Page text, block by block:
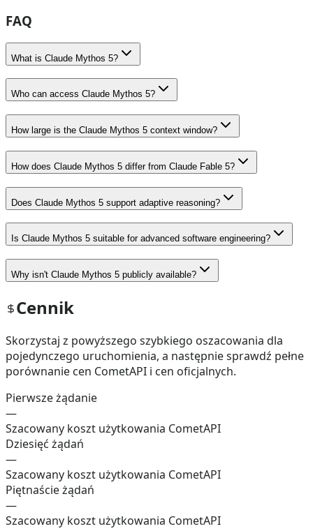
FAQ
What is Claude Mythos 5?
Who can access Claude Mythos 5?
How large is the Claude Mythos 5 context window?
How does Claude Mythos 5 differ from Claude Fable 5?
Does Claude Mythos 5 support adaptive reasoning?
Is Claude Mythos 5 suitable for advanced software engineering?
Why isn't Claude Mythos 5 publicly available?
Cennik
Skorzystaj z powyższego szybkiego oszacowania dla
pojedynczego uruchomienia, a następnie sprawdź pełne
porównanie cen CometAPI i cen oficjalnych.
Pierwsze żądanie
—
Szacowany koszt użytkowania CometAPI
Dziesięć żądań
—
Szacowany koszt użytkowania CometAPI
Piętnaście żądań
—
Szacowany koszt użytkowania CometAPI